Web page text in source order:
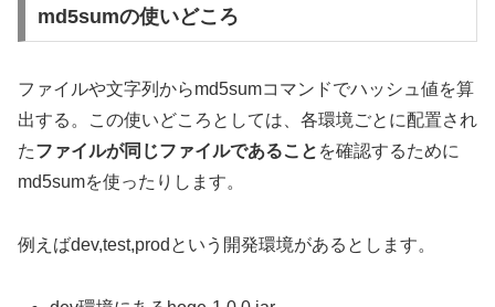
md5sumの使いどころ
ファイルや文字列からmd5sumコマンドでハッシュ値を算
出する。この使いどころとしては、各環境ごとに配置され
たファイルが同じファイルであること を確認するために
md5sumを使ったりします。
例えばdev,test,prodという開発環境があるとします。